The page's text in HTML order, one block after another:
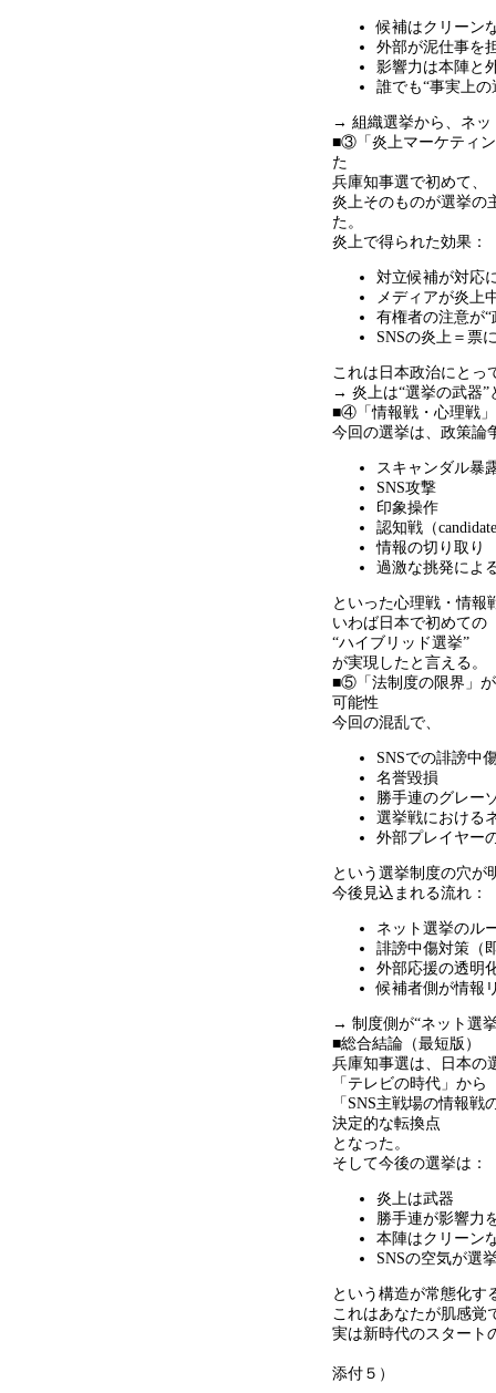
候補はクリーン
外部が泥仕事を
影響力は本陣と
誰でも“事実上の
→ 組織選挙から、ネッ
■③「炎上マーケティ
た
兵庫知事選で初めて、
炎上そのものが選挙の
た。
炎上で得られた効果：
対立候補が対応
メディアが炎上
有権者の注意が“
SNSの炎上＝票
これは日本政治にとっ
→ 炎上は“選挙の武器”
■④「情報戦・心理戦
今回の選挙は、政策論
スキャンダル暴
SNS攻撃
印象操作
認知戦（
情報の切り取り
過激な挑発によ
といった心理戦・情報
いわば日本で初めての
“ハイブリッド選挙”
が実現したと言える。
■⑤「法制度の限界」
可能性
今回の混乱で、
SNSでの誹謗中
名誉毀損
勝手連のグレー
選挙戦における
外部プレイヤー
という選挙制度の穴が
今後見込まれる流れ：
ネット選挙のル
誹謗中傷対策（
外部応援の透明
候補者側が情報
→ 制度側が“ネット選
■総合結論（最短版）
兵庫知事選は、日本の
「テレビの時代」から
「 SNS主戦場の情報戦
決定的な転換点
となった。
そして今後の選挙は：
炎上は武器
勝手連が影響力
本陣はクリーン
SNSの空気が選
という構造が常態化す
これはあなたが肌感覚
実は新時代のスタート
添付５）